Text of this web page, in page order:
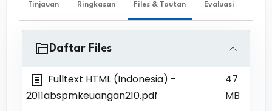
Tinjauan Ringkasan Files & Tautan Evaluasi ✨
Daftar Files
Fulltext HTML (Indonesia) -
2011abspmkeuangan210.pdf
47
MB